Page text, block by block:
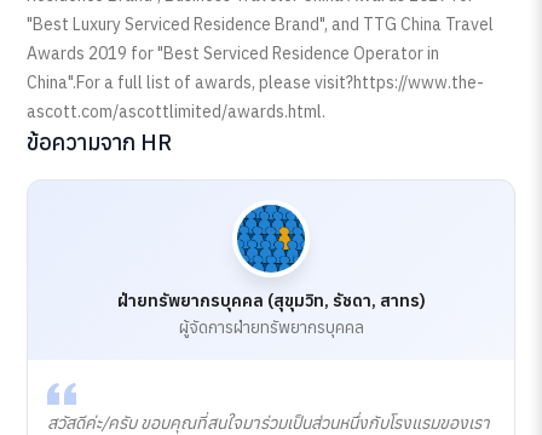
"Best Luxury Serviced Residence Brand", and TTG China Travel
Awards 2019 for "Best Serviced Residence Operator in
China".For a full list of awards, please visit?https://www.the-
ascott.com/ascottlimited/awards.html.
ข้อความจาก HR
ฝ่ายทรัพยากรบุคคล (สุขุมวิท, รัชดา, สาทร)
ผู้จัดการฝ่ายทรัพยากรบุคคล
สวัสดีค่ะ/ครับ ขอบคุณที่สนใจมาร่วมเป็นส่วนหนึ่งกับโรงแรมของเรา